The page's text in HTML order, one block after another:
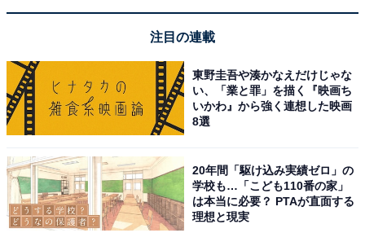
注目の連載
東野圭吾や湊かなえだけじゃな
い、「業と罪」を描く『映画ち
いかわ』から強く連想した映画
8選
20年間「駆け込み実績ゼロ」の
学校も…「こども110番の家」
は本当に必要？ PTAが直面する
理想と現実